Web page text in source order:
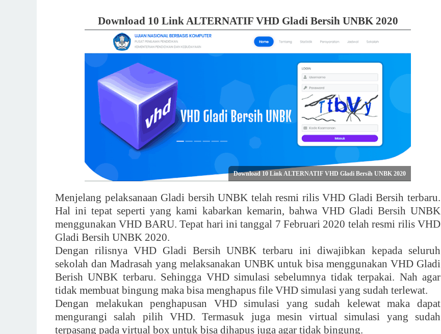
Download 10 Link ALTERNATIF VHD Gladi Bersih UNBK 2020
Download 10 Link ALTERNATIF VHD Gladi Bersih UNBK 2020
Menjelang pelaksanaan Gladi bersih UNBK telah resmi rilis VHD Gladi Bersih terbaru.
Hal ini tepat seperti yang kami kabarkan kemarin, bahwa VHD Gladi Bersih UNBK
menggunakan VHD BARU. Tepat hari ini tanggal 7 Februari 2020 telah resmi rilis VHD
Gladi Bersih UNBK 2020.
Dengan rilisnya VHD Gladi Bersih UNBK terbaru ini diwajibkan kepada seluruh
sekolah dan Madrasah yang melaksanakan UNBK untuk bisa menggunakan VHD Gladi
Berish UNBK terbaru. Sehingga VHD simulasi sebelumnya tidak terpakai. Nah agar
tidak membuat bingung maka bisa menghapus file VHD simulasi yang sudah terlewat.
Dengan melakukan penghapusan VHD simulasi yang sudah kelewat maka dapat
mengurangi salah pilih VHD. Termasuk juga mesin virtual simulasi yang sudah
terpasang pada virtual box untuk bisa dihapus juga agar tidak bingung.